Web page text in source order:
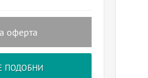
оферта
ПОДОБНИ